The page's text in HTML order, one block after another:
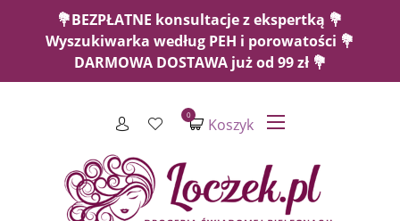
💐BEZPŁATNE konsultacje z ekspertką 💐
Wyszukiwarka według PEH i porowatości 💐
DARMOWA DOSTAWA już od 99 zł 💐
Koszyk
0